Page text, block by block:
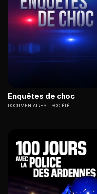
Enquêtes de choc
DOCUMENTAIRES SOCIÉTÉ